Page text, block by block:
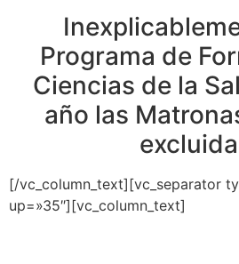
Programa de
Ciencias de la
año las
[/vc_column_text][vc_separator
up=»35″][vc_column_text]